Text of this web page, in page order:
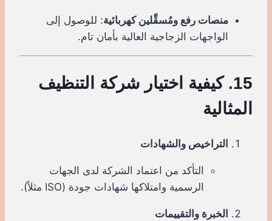
منصات رفع ومُسقِّلين كهربائية: للوصول إلى
الواجهات الزجاجية العالية بأمان تام.
15. كيفية اختيار شركة التنظيف
المثالية
التراخيص والشهادات
التأكد من اعتماد الشركة لدى الجهات
الرسمية وامتلاكها شهادات جودة (ISO مثلاً).
الخبرة والتقييمات